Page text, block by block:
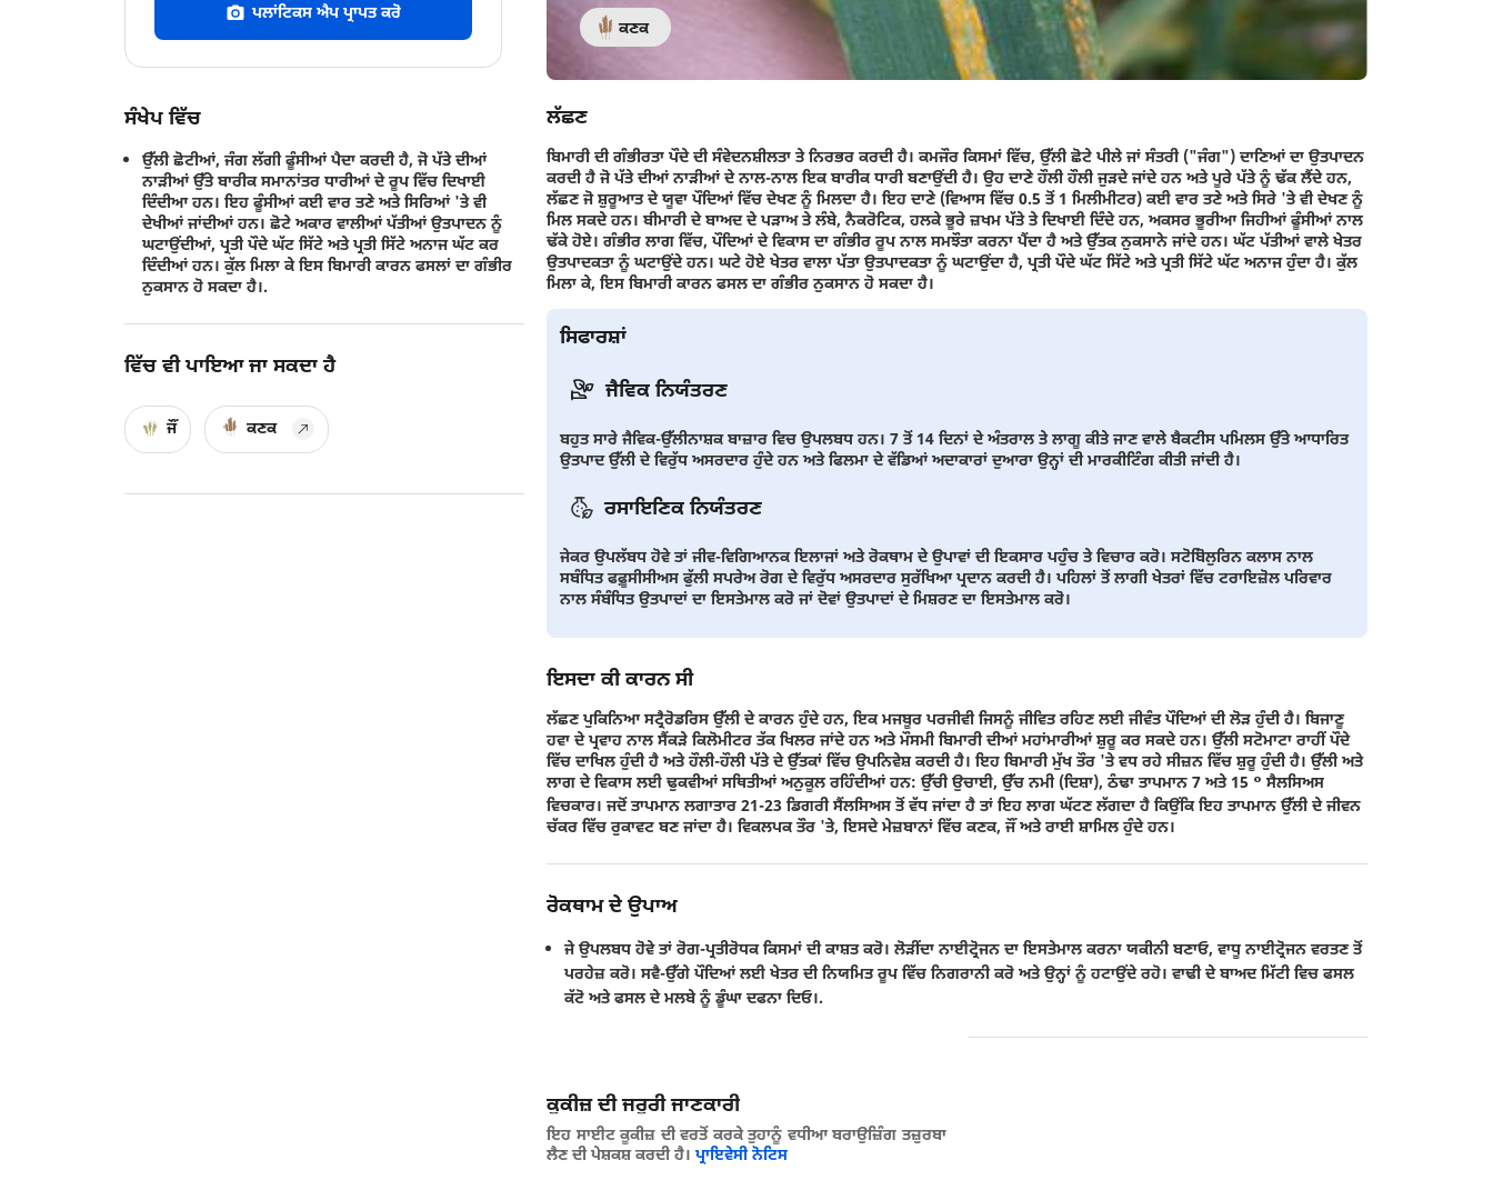
ਪਲਾਂਟਿਕਸ ਐਪ ਪ੍ਰਾਪਤ ਕਰੋ
ਸੰਖੇਪ ਵਿੱਚ
ਉੱਲੀ ਛੋਟੀਆਂ, ਜੰਗ ਲੱਗੀ ਫੂੰਸੀਆਂ ਪੈਦਾ ਕਰਦੀ ਹੈ, ਜੋ ਪੱਤੇ ਦੀਆਂ
ਨਾੜੀਆਂ ਉੱਤੇ ਬਾਰੀਕ ਸਮਾਨਾਂਤਰ ਧਾਰੀਆਂ ਦੇ ਰੂਪ ਵਿੱਚ ਦਿਖਾਈ
ਦਿੰਦੀਆ ਹਨ। ਇਹ ਫੂੰਸੀਆਂ ਕਈ ਵਾਰ ਤਣੇ ਅਤੇ ਸਿਰਿਆਂ 'ਤੇ ਵੀ
ਦੇਖੀਆਂ ਜਾਂਦੀਆਂ ਹਨ। ਛੋਟੇ ਅਕਾਰ ਵਾਲੀਆਂ ਪੱਤੀਆਂ ਉਤਪਾਦਨ ਨੂੰ
ਘਟਾਉਂਦੀਆਂ, ਪ੍ਰਤੀ ਪੌਦੇ ਘੱਟ ਸਿੱਟੇ ਅਤੇ ਪ੍ਰਤੀ ਸਿੱਟੇ ਅਨਾਜ ਘੱਟ ਕਰ
ਦਿੰਦੀਆਂ ਹਨ। ਕੁੱਲ ਮਿਲਾ ਕੇ ਇਸ ਬਿਮਾਰੀ ਕਾਰਨ ਫਸਲਾਂ ਦਾ ਗੰਭੀਰ
ਨੁਕਸਾਨ ਹੋ ਸਕਦਾ ਹੈ।.
ਵਿੱਚ ਵੀ ਪਾਇਆ ਜਾ ਸਕਦਾ ਹੈ
ਜੌਂ ਕਣਕ
ਕਣਕ
ਲੱਛਣ
ਬਿਮਾਰੀ ਦੀ ਗੰਭੀਰਤਾ ਪੌਦੇ ਦੀ ਸੰਵੇਦਨਸ਼ੀਲਤਾ ਤੇ ਨਿਰਭਰ ਕਰਦੀ ਹੈ। ਕਮਜੌਰ ਕਿਸਮਾਂ ਵਿੱਚ, ਉੱਲੀ ਛੋਟੇ ਪੀਲੇ ਜਾਂ ਸੰਤਰੀ ("ਜੰਗ") ਦਾਣਿਆਂ ਦਾ ਉਤਪਾਦਨ
ਕਰਦੀ ਹੈ ਜੋ ਪੱਤੇ ਦੀਆਂ ਨਾੜੀਆਂ ਦੇ ਨਾਲ-ਨਾਲ ਇਕ ਬਾਰੀਕ ਧਾਰੀ ਬਣਾਉਂਦੀ ਹੈ। ਉਹ ਦਾਣੇ ਹੌਲੀ ਹੌਲੀ ਜੁੜਦੇ ਜਾਂਦੇ ਹਨ ਅਤੇ ਪੂਰੇ ਪੱਤੇ ਨੂੰ ਢੱਕ ਲੈਂਦੇ ਹਨ,
ਲੱਛਣ ਜੋ ਸ਼ੁਰੂਆਤ ਦੇ ਯੂਵਾ ਪੌਦਿਆਂ ਵਿੱਚ ਦੇਖਣ ਨੂੰ ਮਿਲਦਾ ਹੈ। ਇਹ ਦਾਣੇ (ਵਿਆਸ ਵਿੱਚ 0.5 ਤੋਂ 1 ਮਿਲੀਮੀਟਰ) ਕਈ ਵਾਰ ਤਣੇ ਅਤੇ ਸਿਰੇ 'ਤੇ ਵੀ ਦੇਖਣ ਨੂੰ
ਮਿਲ ਸਕਦੇ ਹਨ। ਬੀਮਾਰੀ ਦੇ ਬਾਅਦ ਦੇ ਪੜਾਅ ਤੇ ਲੰਬੇ, ਨੈਕਰੋਟਿਕ, ਹਲਕੇ ਭੂਰੇ ਜ਼ਖਮ ਪੱਤੇ ਤੇ ਦਿਖਾਈ ਦਿੰਦੇ ਹਨ, ਅਕਸਰ ਭੂਰੀਆ ਜਿਹੀਆਂ ਫੂੰਸੀਆਂ ਨਾਲ
ਢੱਕੇ ਹੋਏ। ਗੰਭੀਰ ਲਾਗ ਵਿੱਚ, ਪੌਦਿਆਂ ਦੇ ਵਿਕਾਸ ਦਾ ਗੰਭੀਰ ਰੂਪ ਨਾਲ ਸਮਝੌਤਾ ਕਰਨਾ ਪੈਂਦਾ ਹੈ ਅਤੇ ਉੱਤਕ ਨੁਕਸਾਨੇ ਜਾਂਦੇ ਹਨ। ਘੱਟ ਪੱਤੀਆਂ ਵਾਲੇ ਖੇਤਰ
ਉਤਪਾਦਕਤਾ ਨੂੰ ਘਟਾਉਂਦੇ ਹਨ। ਘਟੇ ਹੋਏ ਖੇਤਰ ਵਾਲਾ ਪੱਤਾ ਉਤਪਾਦਕਤਾ ਨੂੰ ਘਟਾਉਂਦਾ ਹੈ, ਪ੍ਰਤੀ ਪੌਦੇ ਘੱਟ ਸਿੱਟੇ ਅਤੇ ਪ੍ਰਤੀ ਸਿੱਟੇ ਘੱਟ ਅਨਾਜ ਹੁੰਦਾ ਹੈ। ਕੁੱਲ
ਮਿਲਾ ਕੇ, ਇਸ ਬਿਮਾਰੀ ਕਾਰਨ ਫਸਲ ਦਾ ਗੰਭੀਰ ਨੁਕਸਾਨ ਹੋ ਸਕਦਾ ਹੈ।
ਸਿਫਾਰਸ਼ਾਂ
ਜੈਵਿਕ ਨਿਯੰਤਰਣ
ਬਹੁਤ ਸਾਰੇ ਜੈਵਿਕ-ਉੱਲੀਨਾਸ਼ਕ ਬਾਜ਼ਾਰ ਵਿਚ ਉਪਲਬਧ ਹਨ। 7 ਤੋਂ 14 ਦਿਨਾਂ ਦੇ ਅੰਤਰਾਲ ਤੇ ਲਾਗੂ ਕੀਤੇ ਜਾਣ ਵਾਲੇ ਬੈਕਟੀਸ ਪਮਿਲਸ ਉੱਤੇ ਆਧਾਰਿਤ
ਉਤਪਾਦ ਉੱਲੀ ਦੇ ਵਿਰੁੱਧ ਅਸਰਦਾਰ ਹੁੰਦੇ ਹਨ ਅਤੇ ਫਿਲਮਾ ਦੇ ਵੱਡਿਆਂ ਅਦਾਕਾਰਾਂ ਦੁਆਰਾ ਉਨ੍ਹਾਂ ਦੀ ਮਾਰਕੀਟਿੰਗ ਕੀਤੀ ਜਾਂਦੀ ਹੈ।
ਰਸਾਇਣਿਕ ਨਿਯੰਤਰਣ
ਜੇਕਰ ਉਪਲੱਬਧ ਹੋਵੇ ਤਾਂ ਜੀਵ-ਵਿਗਿਆਨਕ ਇਲਾਜਾਂ ਅਤੇ ਰੋਕਥਾਮ ਦੇ ਉਪਾਵਾਂ ਦੀ ਇਕਸਾਰ ਪਹੁੰਚ ਤੇ ਵਿਚਾਰ ਕਰੋ। ਸਟੋਬੋਿਲੁਰਿਨ ਕਲਾਸ ਨਾਲ
ਸਬੰਧਿਤ ਫਫ਼ੂਸੀਸੀਅਸ ਫੁੱਲੀ ਸਪਰੇਅ ਰੋਗ ਦੇ ਵਿਰੁੱਧ ਅਸਰਦਾਰ ਸੁਰੱਖਿਆ ਪ੍ਰਦਾਨ ਕਰਦੀ ਹੈ। ਪਹਿਲਾਂ ਤੋਂ ਲਾਗੀ ਖੇਤਰਾਂ ਵਿੱਚ ਟਰਾਇਜ਼ੋਲ ਪਰਿਵਾਰ
ਨਾਲ ਸੰਬੰਧਿਤ ਉਤਪਾਦਾਂ ਦਾ ਇਸਤੇਮਾਲ ਕਰੋ ਜਾਂ ਦੋਵਾਂ ਉਤਪਾਦਾਂ ਦੇ ਮਿਸ਼ਰਣ ਦਾ ਇਸਤੇਮਾਲ ਕਰੋ।
ਇਸਦਾ ਕੀ ਕਾਰਨ ਸੀ
ਲੱਛਣ ਪੁਕਿਨਿਆ ਸਟ੍ਰੈਰੋਡਰਿਸ ਉੱਲੀ ਦੇ ਕਾਰਨ ਹੁੰਦੇ ਹਨ, ਇਕ ਮਜਬੂਰ ਪਰਜੀਵੀ ਜਿਸਨੂੰ ਜੀਵਿਤ ਰਹਿਣ ਲਈ ਜੀਵੰਤ ਪੌਦਿਆਂ ਦੀ ਲੋੜ ਹੁੰਦੀ ਹੈ। ਬਿਜਾਣੂ
ਹਵਾ ਦੇ ਪ੍ਰਵਾਹ ਨਾਲ ਸੈਂਕੜੇ ਕਿਲੋਮੀਟਰ ਤੱਕ ਖਿਲਰ ਜਾਂਦੇ ਹਨ ਅਤੇ ਮੌਸਮੀ ਬਿਮਾਰੀ ਦੀਆਂ ਮਹਾਂਮਾਰੀਆਂ ਸ਼ੁਰੂ ਕਰ ਸਕਦੇ ਹਨ। ਉੱਲੀ ਸਟੋਮਾਟਾ ਰਾਹੀਂ ਪੌਦੇ
ਵਿੱਚ ਦਾਖਿਲ ਹੁੰਦੀ ਹੈ ਅਤੇ ਹੌਲੀ-ਹੌਲੀ ਪੱਤੇ ਦੇ ਉੱਤਕਾਂ ਵਿੱਚ ਉਪਨਿਵੇਸ਼ ਕਰਦੀ ਹੈ। ਇਹ ਬਿਮਾਰੀ ਮੁੱਖ ਤੌਰ 'ਤੇ ਵਧ ਰਹੇ ਸੀਜ਼ਨ ਵਿੱਚ ਸ਼ੁਰੂ ਹੁੰਦੀ ਹੈ। ਉੱਲੀ ਅਤੇ
ਲਾਗ ਦੇ ਵਿਕਾਸ ਲਈ ਢੁਕਵੀਆਂ ਸਥਿਤੀਆਂ ਅਨੁਕੂਲ ਰਹਿੰਦੀਆਂ ਹਨ: ਉੱਚੀ ਉਚਾਈ, ਉੱਚ ਨਮੀ (ਦਿਸ਼ਾ), ਠੰਢਾ ਤਾਪਮਾਨ 7 ਅਤੇ 15 ° ਸੈਲਸਿਅਸ
ਵਿਚਕਾਰ। ਜਦੋਂ ਤਾਪਮਾਨ ਲਗਾਤਾਰ 21-23 ਡਿਗਰੀ ਸੈਂਲਸਿਅਸ ਤੋਂ ਵੱਧ ਜਾਂਦਾ ਹੈ ਤਾਂ ਇਹ ਲਾਗ ਘੱਟਣ ਲੱਗਦਾ ਹੈ ਕਿਉਂਕਿ ਇਹ ਤਾਪਮਾਨ ਉੱਲੀ ਦੇ ਜੀਵਨ
ਚੱਕਰ ਵਿੱਚ ਰੁਕਾਵਟ ਬਣ ਜਾਂਦਾ ਹੈ। ਵਿਕਲਪਕ ਤੌਰ 'ਤੇ, ਇਸਦੇ ਮੇਜ਼ਬਾਨਾਂ ਵਿੱਚ ਕਣਕ, ਜੌਂ ਅਤੇ ਰਾਈ ਸ਼ਾਮਿਲ ਹੁੰਦੇ ਹਨ।
ਰੋਕਥਾਮ ਦੇ ਉਪਾਅ
ਜੇ ਉਪਲਬਧ ਹੋਵੇ ਤਾਂ ਰੋਗ-ਪ੍ਰਤੀਰੋਧਕ ਕਿਸਮਾਂ ਦੀ ਕਾਸ਼ਤ ਕਰੋ। ਲੋੜੀਂਦਾ ਨਾਈਟ੍ਰੋਜਨ ਦਾ ਇਸਤੇਮਾਲ ਕਰਨਾ ਯਕੀਨੀ ਬਣਾਓ, ਵਾਧੂ ਨਾਈਟ੍ਰੋਜਨ ਵਰਤਣ ਤੋਂ
ਪਰਹੇਜ਼ ਕਰੋ। ਸਵੈ-ਉੱਗੇ ਪੌਦਿਆਂ ਲਈ ਖੇਤਰ ਦੀ ਨਿਯਮਿਤ ਰੂਪ ਵਿੱਚ ਨਿਗਰਾਨੀ ਕਰੋ ਅਤੇ ਉਨ੍ਹਾਂ ਨੂੰ ਹਟਾਉਂਦੇ ਰਹੋ। ਵਾਢੀ ਦੇ ਬਾਅਦ ਮਿੱਟੀ ਵਿਚ ਫਸਲ
ਕੱਟੋ ਅਤੇ ਫਸਲ ਦੇ ਮਲਬੇ ਨੂੰ ਡੂੰਘਾ ਦਫਨਾ ਦਿਓ।.
ਕੂਕੀਜ਼ ਦੀ ਜਰੂਰੀ ਜਾਣਕਾਰੀ
ਇਹ ਸਾਈਟ ਕੂਕੀਜ਼ ਦੀ ਵਰਤੋਂ ਕਰਕੇ ਤੁਹਾਨੂੰ ਵਧੀਆ ਬਰਾਉਜ਼ਿੰਗ ਤਜ਼ੁਰਬਾ
ਲੈਣ ਦੀ ਪੇਸ਼ਕਸ਼ ਕਰਦੀ ਹੈ।ਪ੍ਰਾਇਵੇਸੀ ਨੋਟਿਸ